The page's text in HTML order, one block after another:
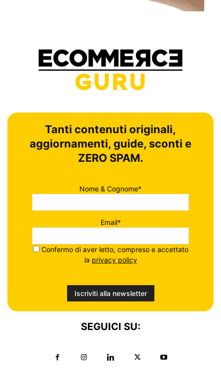
Tanti contenuti originali,
aggiornamenti, guide, sconti e
ZERO SPAM.
Nome & Cognome*
Email*
Confermo di aver letto, compreso e accettato
la privacy policy
SEGUICI SU: